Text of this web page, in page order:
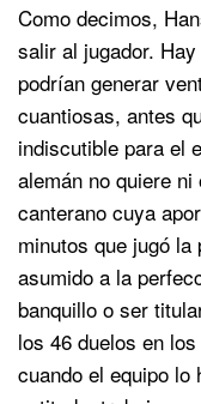
Como decimos,
salir al jugador.
podrían generar
cuantiosas, antes
indiscutible para el
alemán no quiere
canterano cuya
minutos que jugó
asumido a la
banquillo o ser
los 46 duelos en
cuando el equipo lo